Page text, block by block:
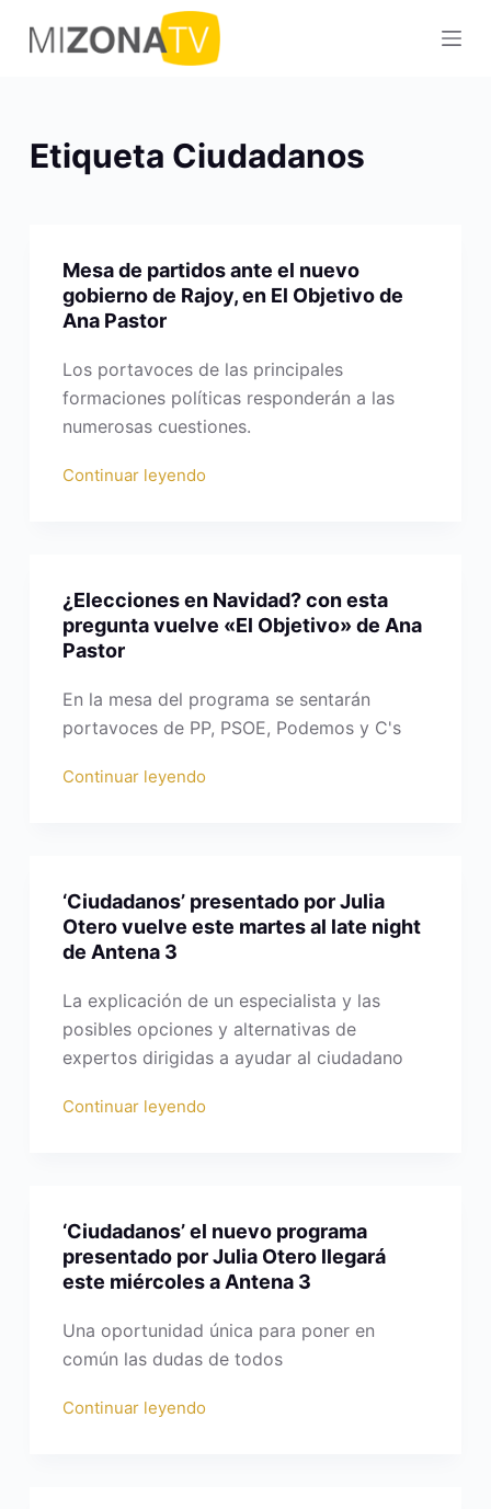
S
a
aEtiqueta Ciudadanos
Mesa de partidos ante el nuevo
gobierno de Rajoy, en El Objetivo de
Ana Pastor
Los portavoces de las principales
formaciones políticas responderán a las
numerosas cuestiones.
Continuar leyendo
¿Elecciones en Navidad? con esta
pregunta vuelve «El Objetivo» de Ana
Pastor
En la mesa del programa se sentarán
portavoces de PP, PSOE, Podemos y C's
Continuar leyendo
‘Ciudadanos’ presentado por Julia
Otero vuelve este martes al late night
de Antena 3
La explicación de un especialista y las
posibles opciones y alternativas de
expertos dirigidas a ayudar al ciudadano
Continuar leyendo
‘Ciudadanos’ el nuevo programa
presentado por Julia Otero llegará
este miércoles a Antena 3
Una oportunidad única para poner en
común las dudas de todos
Continuar leyendo